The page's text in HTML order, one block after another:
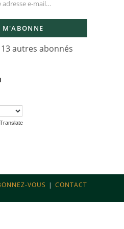
M'ABONNE
autres abonnés
Translate
VOUS CONTACT